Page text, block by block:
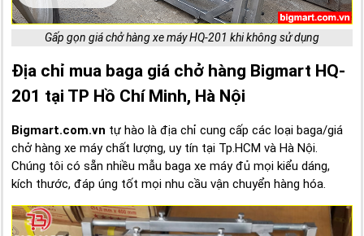
Gấp gọn giá chở hàng xe máy HQ-201 khi không sử dụng
Địa chỉ mua baga giá chở hàng Bigmart HQ-
201 tại TP Hồ Chí Minh, Hà Nội
Bigmart.com.vn tự hào là địa chỉ cung cấp các loại baga/giá
chở hàng xe máy chất lượng, uy tín tại Tp.HCM và Hà Nội.
Chúng tôi có sẵn nhiều mẫu baga xe máy đủ mọi kiểu dáng,
kích thước, đáp úng tốt mọi nhu cầu vận chuyển hàng hóa.